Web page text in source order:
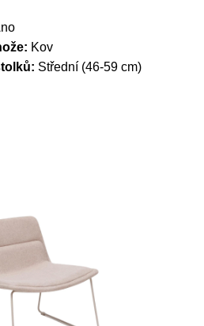
Kov
Střední (46-59 cm)